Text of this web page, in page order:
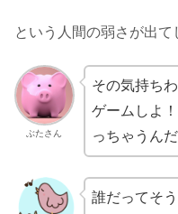
という人間の弱さが出て
ぶたさん
その気持ち
ゲームしよ
っちゃうんだ
誰だってそ